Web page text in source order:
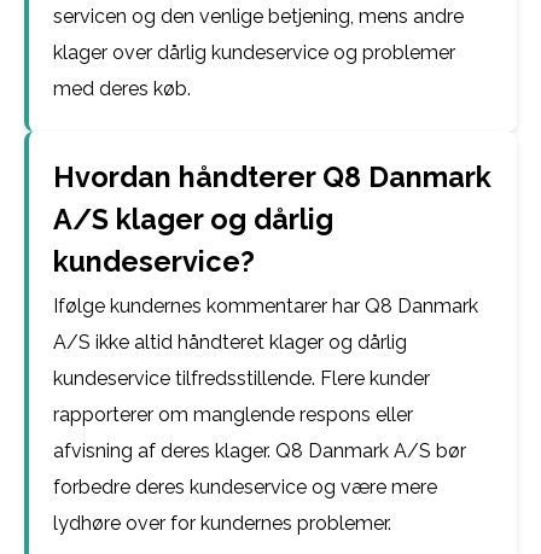
servicen og den venlige betjening, mens andre
klager over dårlig kundeservice og problemer
med deres køb.
Hvordan håndterer Q8 Danmark
A/S klager og dårlig
kundeservice?
Ifølge kundernes kommentarer har Q8 Danmark
A/S ikke altid håndteret klager og dårlig
kundeservice tilfredsstillende. Flere kunder
rapporterer om manglende respons eller
afvisning af deres klager. Q8 Danmark A/S bør
forbedre deres kundeservice og være mere
lydhøre over for kundernes problemer.